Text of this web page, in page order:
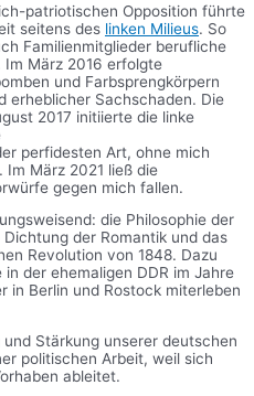
patriotischen Opposition führte
seitens des linken Milieus. So
Familienmitglieder berufliche
Im März 2016 erfolgte
und Farbsprengkörpern
erheblicher Sachschaden. Die
2017 initiierte die linke
perfidesten Art, ohne mich
Im März 2021 ließ die
gegen mich fallen.
die Philosophie der
der Romantik und das
Revolution von 1848. Dazu
der ehemaligen DDR im Jahre
in Berlin und Rostock miterleben
Stärkung unserer deutschen
politischen Arbeit, weil sich
ableitet.